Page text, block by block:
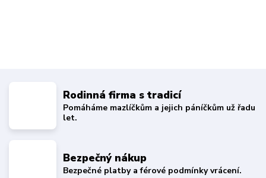
Rodinná firma s tradicí
Pomáháme mazlíčkům a jejich páníčkům už řadu
let.
Bezpečný nákup
Bezpečné platby a férové podmínky vrácení.